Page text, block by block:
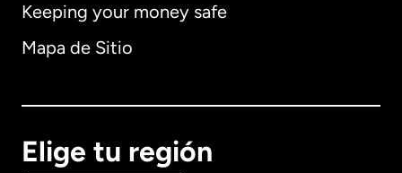
Keeping your money safe
Mapa de Sitio
Elige tu región
Alemania